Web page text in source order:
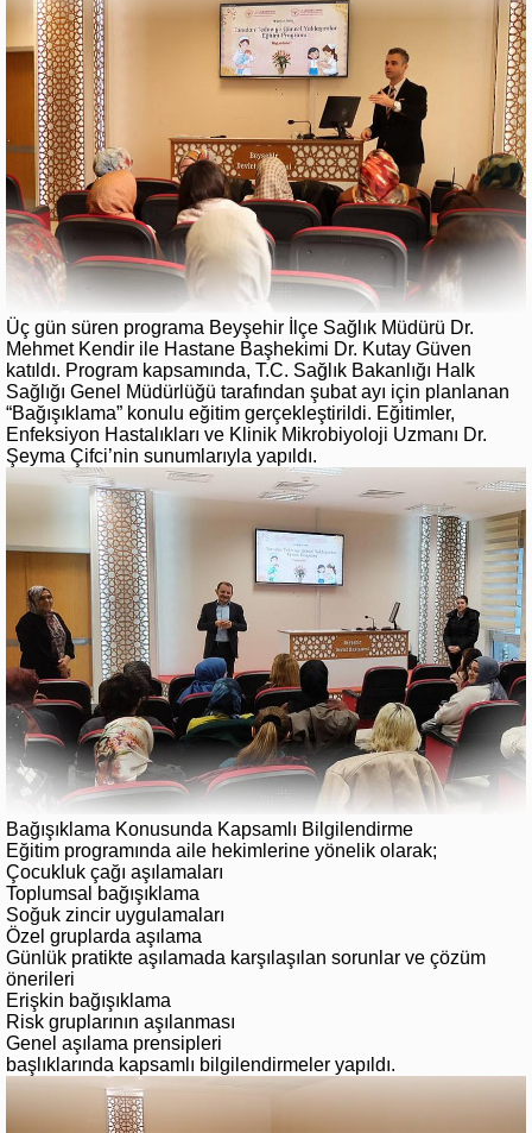
Üç gün süren programa Beyşehir İlçe Sağlık Müdürü Dr.
Mehmet Kendir ile Hastane Başhekimi Dr. Kutay Güven
katıldı. Program kapsamında, T.C. Sağlık Bakanlığı Halk
Sağlığı Genel Müdürlüğü tarafından şubat ayı için planlanan
“Bağışıklama” konulu eğitim gerçekleştirildi. Eğitimler,
Enfeksiyon Hastalıkları ve Klinik Mikrobiyoloji Uzmanı Dr.
Şeyma Çifci’nin sunumlarıyla yapıldı.
Bağışıklama Konusunda Kapsamlı Bilgilendirme
Eğitim programında aile hekimlerine yönelik olarak;
Çocukluk çağı aşılamaları
Toplumsal bağışıklama
Soğuk zincir uygulamaları
Özel gruplarda aşılama
Günlük pratikte aşılamada karşılaşılan sorunlar ve çözüm
önerileri
Erişkin bağışıklama
Risk gruplarının aşılanması
Genel aşılama prensipleri
başlıklarında kapsamlı bilgilendirmeler yapıldı.